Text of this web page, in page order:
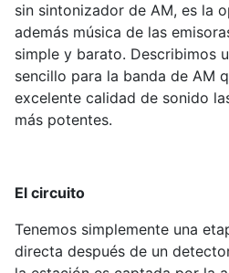
sin sintonizador de AM, es la
además música de las
simple y barato. Describimos
sencillo para la banda de AM
excelente calidad de sonido
más potentes.
El circuito
Tenemos simplemente una
directa después de un